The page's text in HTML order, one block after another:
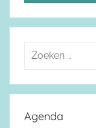
e
e
Agenda